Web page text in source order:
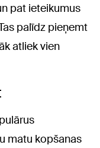
pat ieteikumus
palīdz pieņemt
atliek vien
matu kopšanas